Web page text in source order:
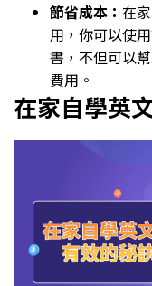
節省成本： 在
用，你可以使
書，不但可以
費用。
在家自學英